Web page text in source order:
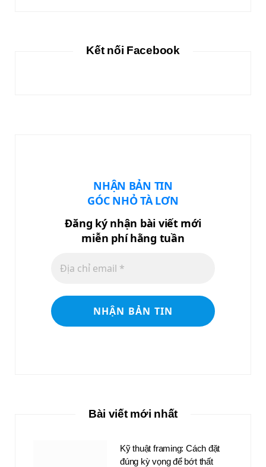
Kết nối Facebook
NHẬN BẢN TIN
GÓC NHỎ TÀ LƠN
Đăng ký nhận bài viết mới
miễn phí hằng tuần
Bài viết mới nhất
Kỹ thuật framing: Cách đặt
đúng kỳ vọng để bớt thất